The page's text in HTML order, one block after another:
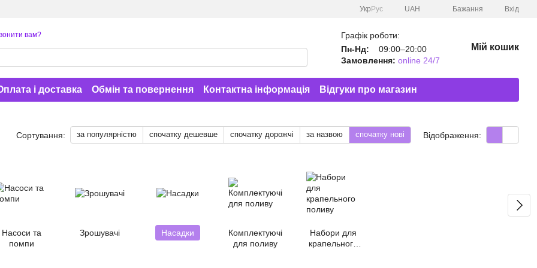
Укр Рус UAH Бажання Вхід
вам?
Графік роботи:
Пн-Нд:
09:00–20:00
Замовлення: online 24/7
Мій кошик
і доставка Обмін та повернення Контактна інформація
Відгуки про магазин
Сортування: за популярністю спочатку дешевше спочатку дорожчі за назвою спочатку нові Відображення:
Насоси та
помпи
Зрошувачі Насадки
Комплектуючі
для поливу
Набори для
крапельного